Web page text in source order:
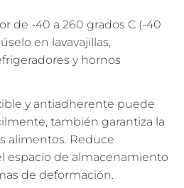
de -40 a 260 grados C (-40
en lavavajillas,
y hornos
y antiadherente puede
también garantiza la
alimentos. Reduce
espacio de almacenamiento
de deformación.